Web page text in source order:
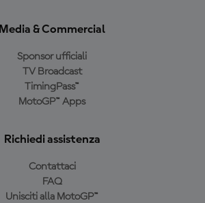
Media & Commercial
Sponsor ufficiali
TV Broadcast
TimingPass™
MotoGP™ Apps
Richiedi assistenza
Contattaci
FAQ
Unisciti alla MotoGP™